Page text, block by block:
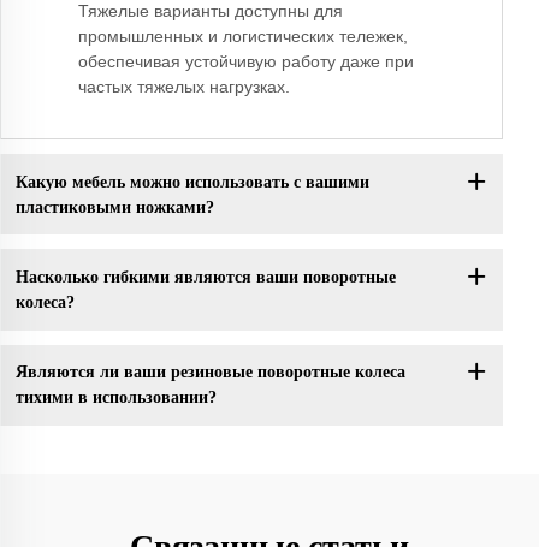
Тяжелые варианты доступны для
промышленных и логистических тележек,
обеспечивая устойчивую работу даже при
частых тяжелых нагрузках.
Какую мебель можно использовать с вашими
пластиковыми ножками?
Насколько гибкими являются ваши поворотные
колеса?
Являются ли ваши резиновые поворотные колеса
тихими в использовании?